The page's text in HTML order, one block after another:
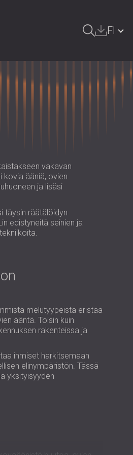
FI
ROMÂNIA | RO
POLAND | PL
РОССИЯ | RU
USA | US
vakavan
kovia ääniä, ovien
ja lisäsi
täysin räätälöidyn
edistyneitä seinien ja
melutyypeistä eristää
ääntä. Toisin kuin
rakenteissa ja
ihmiset harkitsemaan
elinympäristön. Tässä
yksityisyyden